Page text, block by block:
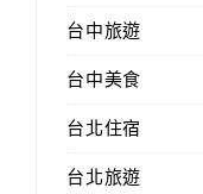
台中旅遊
台中美食
台北住宿
台北旅遊